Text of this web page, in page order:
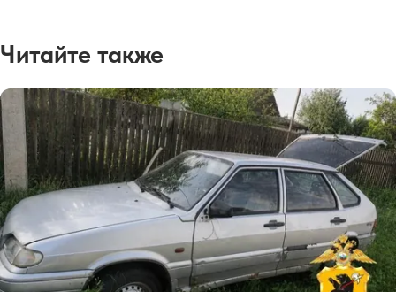
Читайте также